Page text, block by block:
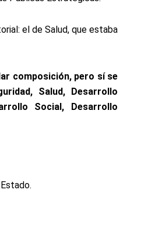
el de Salud, que estaba
composición, pero sí se
Salud, Desarrollo
Social, Desarrollo